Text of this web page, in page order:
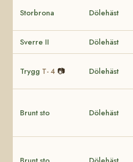
Storbrona Dölehäst
Sverre II Dölehäst
Trygg T- 4 📷 Dölehäst
Brunt sto Dölehäst